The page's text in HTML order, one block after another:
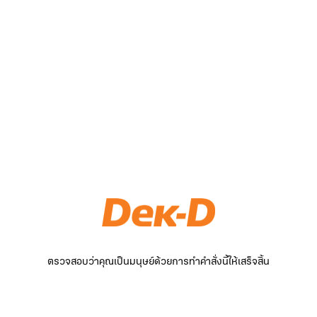
ตรวจสอบว่าคุณเป็นมนุษย์ด้วยการทำคำสั่งนี้ให้เสร็จสิ้น